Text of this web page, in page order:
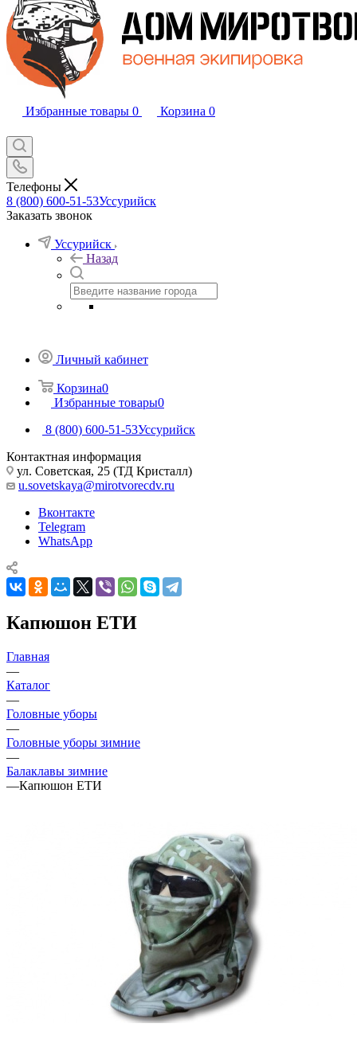
Избранные товары 0 Корзина 0
Телефоны
8 (800) 600-51-53Уссурийск
Заказать звонок
Уссурийск
Назад
Личный кабинет
Корзина0
Избранные товары0
8 (800) 600-51-53Уссурийск
Контактная информация
ул. Советская, 25 (ТД Кристалл)
u.sovetskaya@mirotvorecdv.ru
Вконтакте
Telegram
WhatsApp
Капюшон ЕТИ
Главная
—
Каталог
—
Головные уборы
—
Головные уборы зимние
—
Балаклавы зимние
—Капюшон ЕТИ